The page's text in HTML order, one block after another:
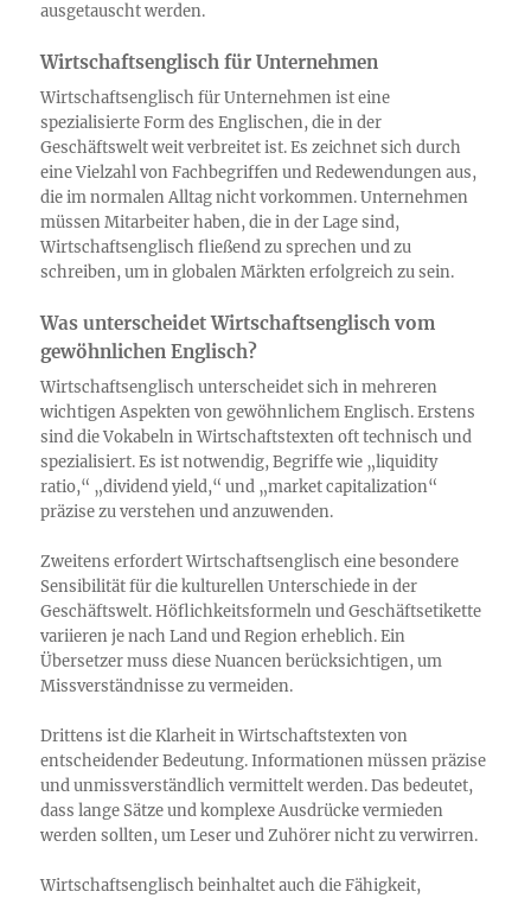
ausgetauscht werden.
Wirtschaftsenglisch für Unternehmen
Wirtschaftsenglisch für Unternehmen ist eine
spezialisierte Form des Englischen, die in der
Geschäftswelt weit verbreitet ist. Es zeichnet sich durch
eine Vielzahl von Fachbegriffen und Redewendungen aus,
die im normalen Alltag nicht vorkommen. Unternehmen
müssen Mitarbeiter haben, die in der Lage sind,
Wirtschaftsenglisch fließend zu sprechen und zu
schreiben, um in globalen Märkten erfolgreich zu sein.
Was unterscheidet Wirtschaftsenglisch vom
gewöhnlichen Englisch?
Wirtschaftsenglisch unterscheidet sich in mehreren
wichtigen Aspekten von gewöhnlichem Englisch. Erstens
sind die Vokabeln in Wirtschaftstexten oft technisch und
spezialisiert. Es ist notwendig, Begriffe wie „liquidity
ratio,“ „dividend yield,“ und „market capitalization“
präzise zu verstehen und anzuwenden.
Zweitens erfordert Wirtschaftsenglisch eine besondere
Sensibilität für die kulturellen Unterschiede in der
Geschäftswelt. Höflichkeitsformeln und Geschäftsetikette
variieren je nach Land und Region erheblich. Ein
Übersetzer muss diese Nuancen berücksichtigen, um
Missverständnisse zu vermeiden.
Drittens ist die Klarheit in Wirtschaftstexten von
entscheidender Bedeutung. Informationen müssen präzise
und unmissverständlich vermittelt werden. Das bedeutet,
dass lange Sätze und komplexe Ausdrücke vermieden
werden sollten, um Leser und Zuhörer nicht zu verwirren.
Wirtschaftsenglisch beinhaltet auch die Fähigkeit,